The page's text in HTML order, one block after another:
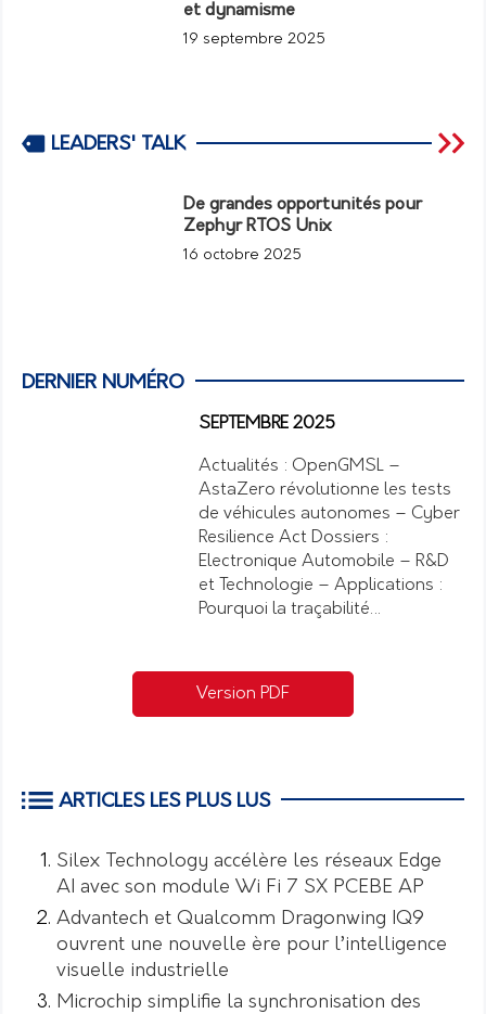
et dynamisme
19 septembre 2025
LEADERS' TALK
De grandes opportunités pour
Zephyr RTOS Unix
16 octobre 2025
DERNIER NUMÉRO
SEPTEMBRE 2025
Actualités : OpenGMSL –
AstaZero révolutionne les tests
de véhicules autonomes – Cyber
Resilience Act Dossiers :
Electronique Automobile – R&D
et Technologie – Applications :
Pourquoi la traçabilité…
Version PDF
ARTICLES LES PLUS LUS
Silex Technology accélère les réseaux Edge
AI avec son module Wi Fi 7 SX PCEBE AP
Advantech et Qualcomm Dragonwing IQ9
ouvrent une nouvelle ère pour l’intelligence
visuelle industrielle
Microchip simplifie la synchronisation des